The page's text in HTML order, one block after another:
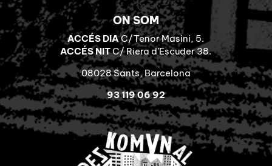
ON SOM
ACCÉS DIAC/Tenor Masini, 5.
ACCÉS NITC/ Riera d’Escuder 38.
08028 Sants, Barcelona
93 119 06 92